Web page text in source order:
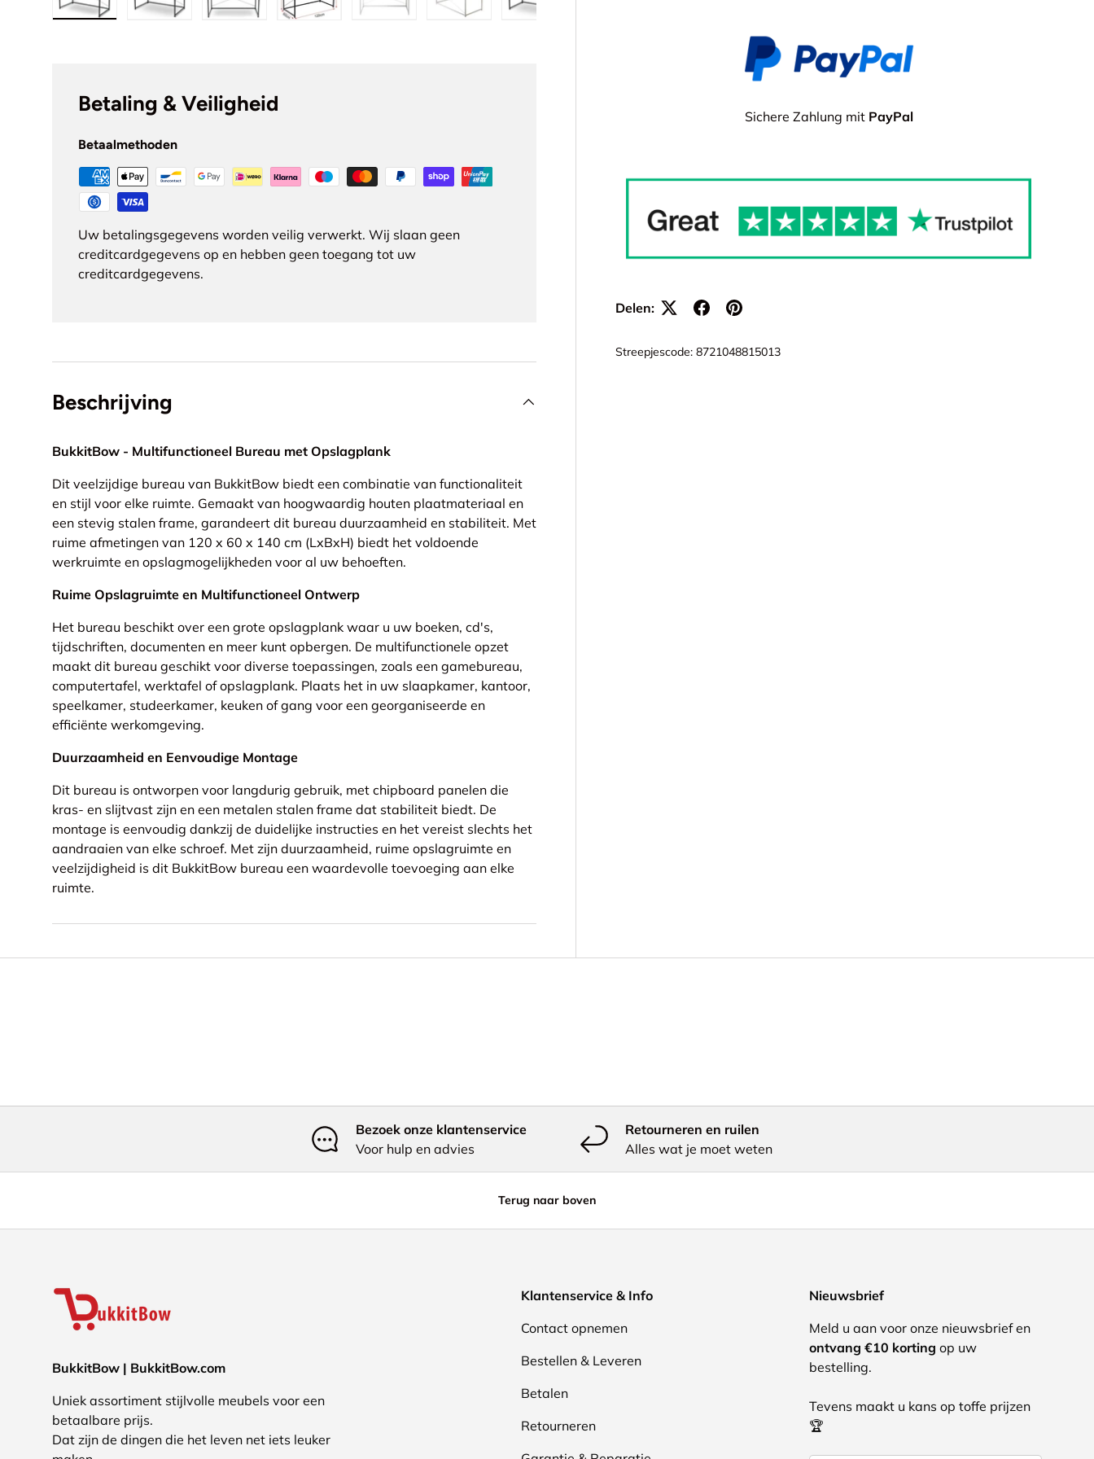
Sichere Zahlung mit PayPal
Delen:
Streepjescode: 8721048815013
Betaling & Veiligheid
Betaalmethoden
Uw betalingsgegevens worden veilig verwerkt. Wij slaan geen
creditcardgegevens op en hebben geen toegang tot uw
creditcardgegevens.
Beschrijving
BukkitBow - Multifunctioneel Bureau met Opslagplank
Dit veelzijdige bureau van BukkitBow biedt een combinatie van functionaliteit
en stijl voor elke ruimte. Gemaakt van hoogwaardig houten plaatmateriaal en
een stevig stalen frame, garandeert dit bureau duurzaamheid en stabiliteit. Met
ruime afmetingen van 120 x 60 x 140 cm (LxBxH) biedt het voldoende
werkruimte en opslagmogelijkheden voor al uw behoeften.
Ruime Opslagruimte en Multifunctioneel Ontwerp
Het bureau beschikt over een grote opslagplank waar u uw boeken, cd's,
tijdschriften, documenten en meer kunt opbergen. De multifunctionele opzet
maakt dit bureau geschikt voor diverse toepassingen, zoals een gamebureau,
computertafel, werktafel of opslagplank. Plaats het in uw slaapkamer, kantoor,
speelkamer, studeerkamer, keuken of gang voor een georganiseerde en
efficiënte werkomgeving.
Duurzaamheid en Eenvoudige Montage
Dit bureau is ontworpen voor langdurig gebruik, met chipboard panelen die
kras- en slijtvast zijn en een metalen stalen frame dat stabiliteit biedt. De
montage is eenvoudig dankzij de duidelijke instructies en het vereist slechts het
aandraaien van elke schroef. Met zijn duurzaamheid, ruime opslagruimte en
veelzijdigheid is dit BukkitBow bureau een waardevolle toevoeging aan elke
ruimte.
Bezoek onze klantenservice
Voor hulp en advies
Retourneren en ruilen
Alles wat je moet weten
Terug naar boven
BukkitBow | BukkitBow.com
Uniek assortiment stijlvolle meubels voor een
betaalbare prijs.
Dat zijn de dingen die het leven net iets leuker
Klantenservice & Info
Contact opnemen
Bestellen & Leveren
Betalen
Retourneren
Nieuwsbrief
Meld u aan voor onze nieuwsbrief en
ontvang €10 korting op uw
bestelling.
Tevens maakt u kans op toffe prijzen
🏆